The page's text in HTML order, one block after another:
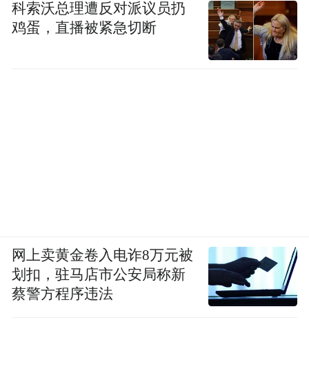
科索沃总理遭反对派议员扔
鸡蛋，直播被紧急切断
网上卖黄金卷入电诈8万元被
划扣，驻马店市公安局称新
蔡警方程序违法